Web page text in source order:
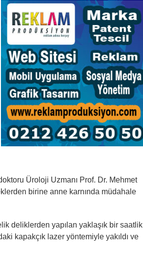
Üroloji Uzmanı Prof. Dr. Mehmet
birine anne karnında müdahale
deliklerden yapılan yaklaşık bir saatlik
kapakçık lazer yöntemiyle yakıldı ve